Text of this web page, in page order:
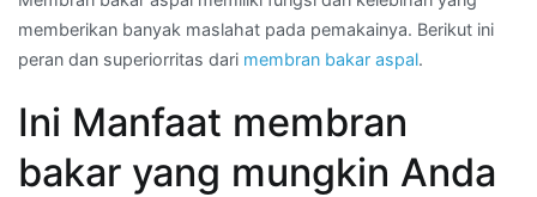
memberikan banyak maslahat pada pemakainya. Berikut ini
peran dan superiorritas dari membran bakar aspal.
Ini Manfaat membran
bakar yang mungkin Anda